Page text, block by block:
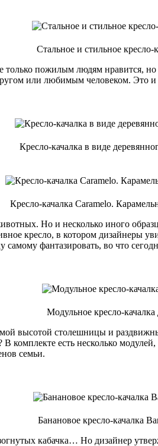
Стальное и стильное кресло-
только пожилым людям нравится,
или любимым человеком. Это и
Кресло-качалка в виде
Кресло-качалка Caramelo.
Но и несколько иного
кресло, в котором дизайнеры
фантазировать, во что
Модульное кресло-качалка
высотой столешницы и
комплекте есть несколько
семьи.
Банановое кресло-качалка
кабачка… Но дизайнер